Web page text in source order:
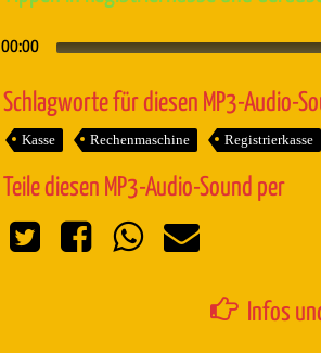
00:00
Schlagworte für diesen MP3-Audio-
Kasse Rechenmaschine Registrierkasse
Teile diesen MP3-Audio-Sound per
Infos